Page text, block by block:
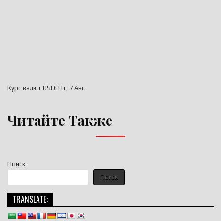
Поиск
Поиск
TRANSLATE:
Курс валют USD: Пт, 7 Авг.
Читайте Также